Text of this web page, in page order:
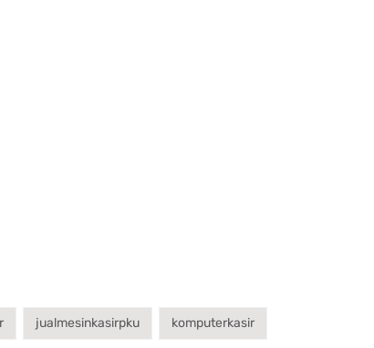
jualmesinkasirpku komputerkasir